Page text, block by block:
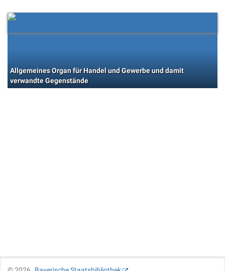
Allgemeines Organ für Handel und Gewerbe und damit
verwandte Gegenstände